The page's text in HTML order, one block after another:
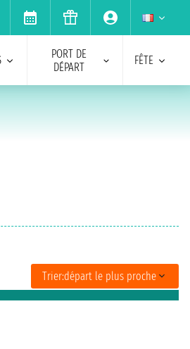
PORT DE
DÉPART
FÊTE
Trier:départ le plus proche